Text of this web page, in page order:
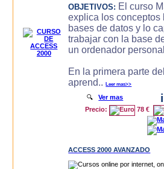
OBJETIVOS: El curso
explica los conceptos
bases de datos y lo
trabajar con la base
un ordenador
En la primera parte
aprend..Leer mas>>
🔍Ver mas i
Precio:
78 €
ACCESS 2000 AVANZADO